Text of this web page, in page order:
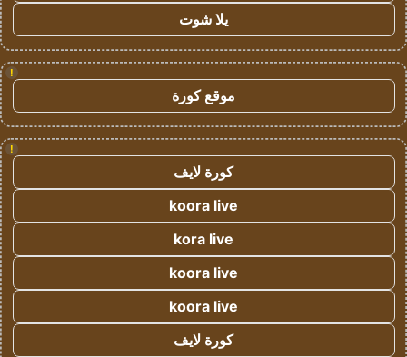
يلا شوت
!
موقع كورة
!
كورة لايف
koora live
kora live
koora live
koora live
كورة لايف